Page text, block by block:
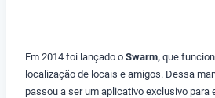
Em 2014 foi lançado o Swarm, que
localização de locais e amigos. Dessa
passou a ser um aplicativo exclusivo para